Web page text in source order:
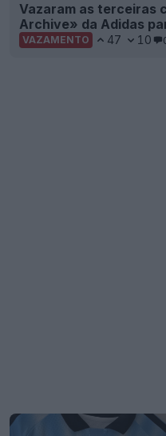
Vazaram as terceiras
Archive» da Adidas
VAZAMENTO 47 10